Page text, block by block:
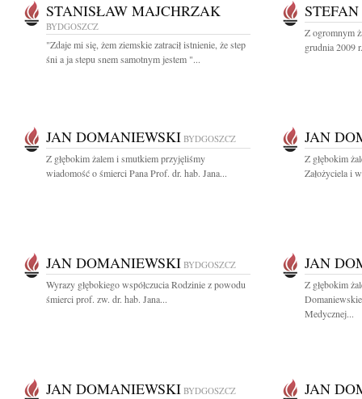
STANISŁAW MAJCHRZAK
BYDGOSZCZ
"Zdaje mi się, żem ziemskie zatracił istnienie, że step
śni a ja stepu snem samotnym jestem "...
Z ogromnym
grudnia 2009
JAN DOMANIEWSKI BYDGOSZCZ
Z głębokim żalem i smutkiem przyjęliśmy
wiadomość o śmierci Pana Prof. dr. hab. Jana...
JAN
Z głębokim
Założyciela i
JAN DOMANIEWSKI BYDGOSZCZ
Wyrazy głębokiego współczucia Rodzinie z powodu
śmierci prof. zw. dr. hab. Jana...
JAN
Z głębokim
Medycznej...
JAN DOMANIEWSKI BYDGOSZCZ JAN